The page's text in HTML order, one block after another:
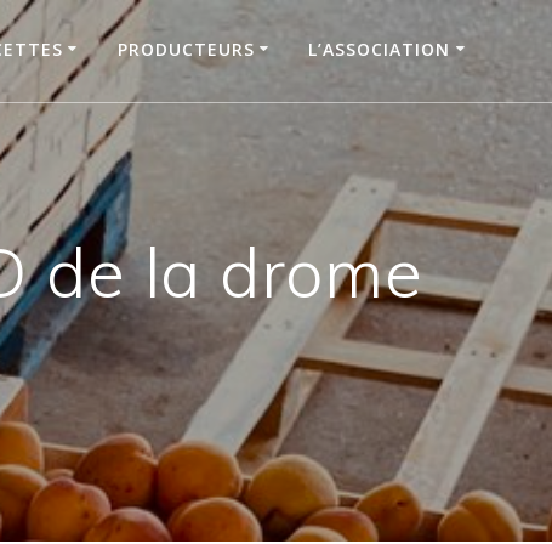
PRODUCTEURS L’ASSOCIATION
de la drome